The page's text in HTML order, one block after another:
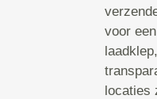
voor
locaties